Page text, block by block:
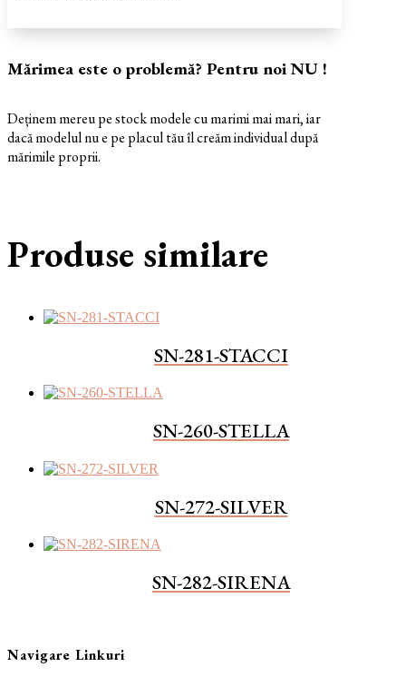
Mărimea este o problemă? Pentru noi NU !
Deținem mereu pe stock modele cu marimi mai mari, iar
dacă modelul nu e pe placul tău îl creăm individual după
mărimile proprii.
Produse similare
SN-281-STACCI
SN-260-STELLA
SN-272-SILVER
SN-282-SIRENA
Navigare Linkuri